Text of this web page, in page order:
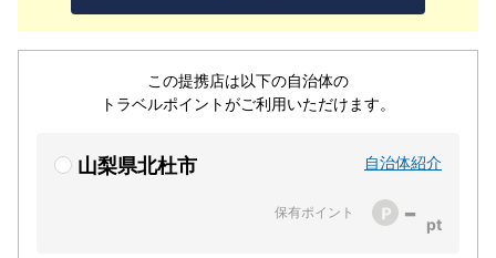
この提携店は以下の自治体の
トラベルポイントがご利用いただけます。
山梨県北杜市 自治体紹介
保有ポイント -
り、農園風景を見ながらゆっくりとお寛ぎいただけます。